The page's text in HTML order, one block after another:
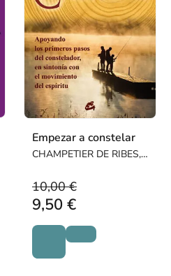
Empezar a constelar
CHAMPETIER DE RIBES,
10,00 €
9,50 €